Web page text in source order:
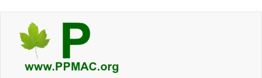
conteúdo
principal